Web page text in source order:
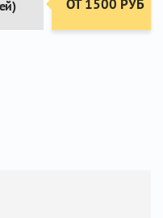
ОТ 1500 РУБ